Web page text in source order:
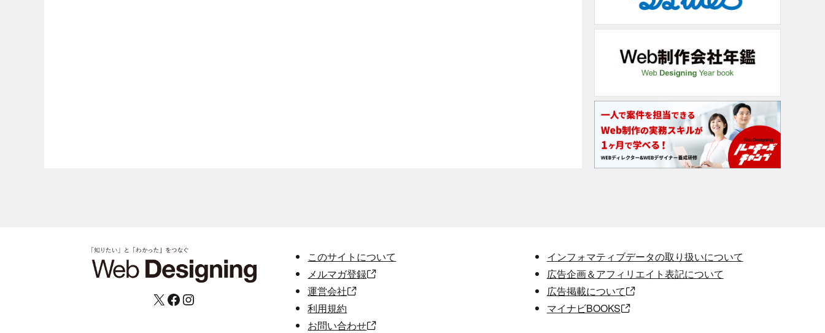
X Facebook Instagram
このサイトについて
メルマガ登録
運営会社
利用規約
お問い合わせ
インフォマティブデータの取り扱いについて
広告企画＆アフィリエイト表記について
広告掲載について
マイナビBOOKS